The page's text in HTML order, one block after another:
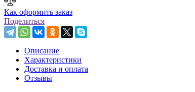
Как оформить заказ
Поделиться
Описание
Характеристики
Доставка и оплата
Отзывы